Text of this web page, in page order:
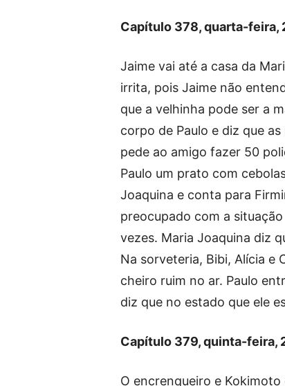
Capítulo 378, quarta-feira,
Jaime vai até a casa da
irrita, pois Jaime não
que a velhinha pode ser a
corpo de Paulo e diz que
pede ao amigo fazer 50
Paulo um prato com
Joaquina e conta para
preocupado com a
vezes. Maria Joaquina diz
Na sorveteria, Bibi, Alícia e
cheiro ruim no ar. Paulo
diz que no estado que ele
Capítulo 379, quinta-feira,
O encrenqueiro e